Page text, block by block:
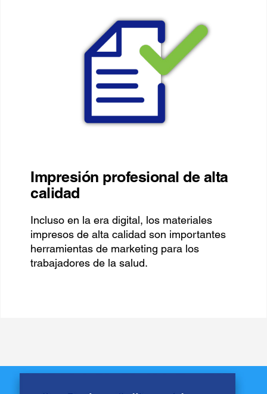
Impresión profesional de alta
calidad
Incluso en la era digital, los materiales
impresos de alta calidad son importantes
herramientas de marketing para los
trabajadores de la salud.